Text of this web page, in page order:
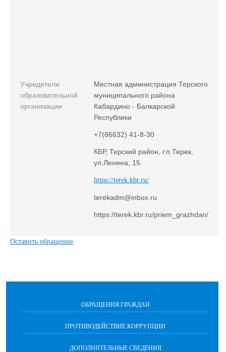
Учредители
образовательной
организации
Местная администрация Терского
муниципального района
Кабардино - Балкарской
Республики
+7(86632) 41-8-30
КБР, Терский район, г.п.Терек,
ул.Ленина, 15
https://terek.kbr.ru/
terekadm@inbox.ru
https://terek.kbr.ru/priem_grazhdan/
Оставить обращение
ОБРАЩЕНИЯ ГРАЖДАН
ПРОТИВОДЕЙСТВИЕ КОРРУПЦИИ
ДОПОЛНИТЕЛЬНЫЕ СВЕДЕНИЯ